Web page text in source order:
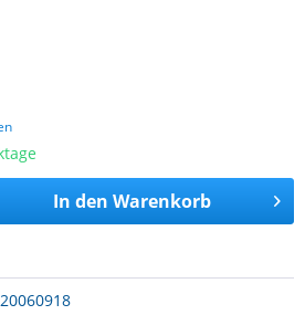
In den Warenkorb
20060918